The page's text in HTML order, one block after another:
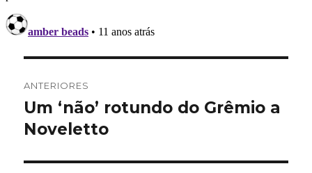
de
Post
ANTERIORES
Post
anterior:
Um ‘não’ rotundo do Grêmio a
Noveletto